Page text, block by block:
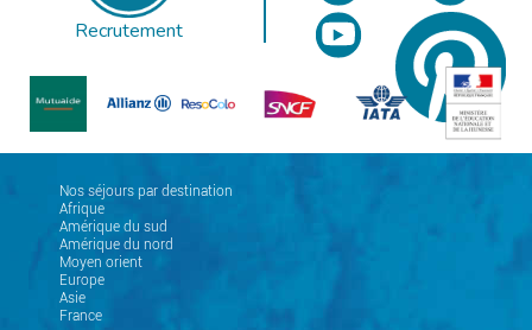
Recrutement
Nos séjours par destination
Afrique
Amérique du sud
Amérique du nord
Moyen orient
Europe
Asie
France